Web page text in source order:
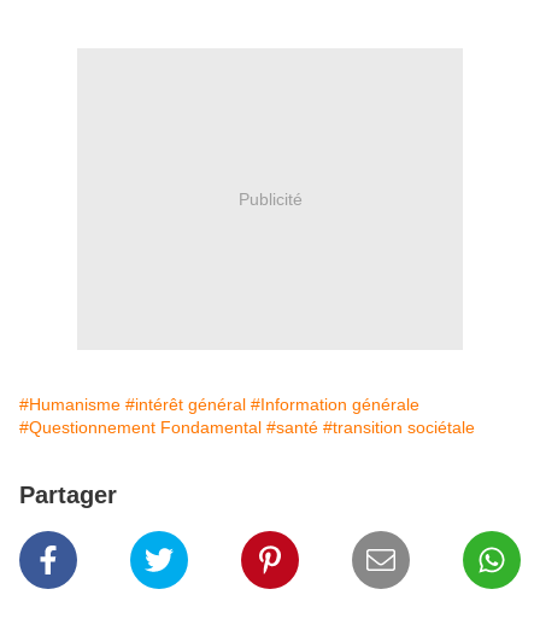
Publicité
#Humanisme #intérêt général #Information générale
#Questionnement Fondamental #santé #transition sociétale
Partager